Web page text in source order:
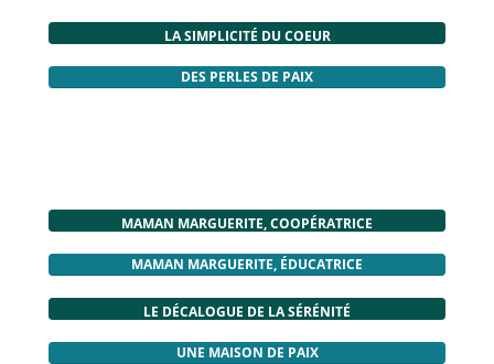
LA SIMPLICITÉ DU COEUR
DES PERLES DE PAIX
MAMAN MARGUERITE, COOPÉRATRICE
MAMAN MARGUERITE, ÉDUCATRICE
LE DÉCALOGUE DE LA SÉRÉNITÉ
UNE MAISON DE PAIX